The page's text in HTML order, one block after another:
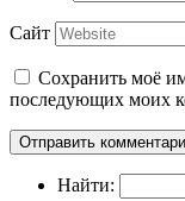
Сайт
Сохранить моё
последующих моих
Найти: